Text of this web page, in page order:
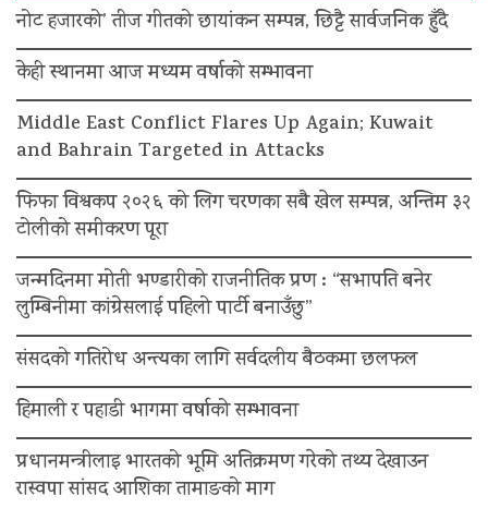
नोट हजारको’ तीज गीतको छायांकन सम्पन्न, छिट्टै सार्वजनिक हुँदै
केही स्थानमा आज मध्यम वर्षाको सम्भावना
Middle East Conflict Flares Up Again; Kuwait
and Bahrain Targeted in Attacks
फिफा विश्वकप २०२६ को लिग चरणका सबै खेल सम्पन्न, अन्तिम ३२
टोलीको समीकरण पूरा
जन्मदिनमा मोती भण्डारीको राजनीतिक प्रण : “सभापति बनेर
लुम्बिनीमा कांग्रेसलाई पहिलो पार्टी बनाउँछु”
संसदको गतिरोध अन्त्यका लागि सर्वदलीय बैठकमा छलफल
हिमाली र पहाडी भागमा वर्षाको सम्भावना
प्रधानमन्त्रीलाइ भारतको भूमि अतिक्रमण गरेको तथ्य देखाउन
रास्वपा सांसद आशिका तामाङको माग